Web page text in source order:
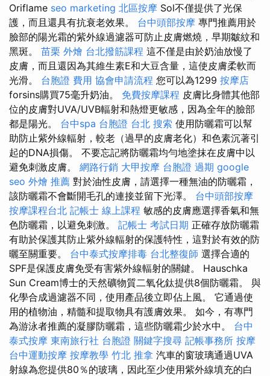
Oriflame seo marketing 北區按摩 Sol不僅提供了光保
護，而且還具有抗衰老效果。 台中頭部按摩 專門推薦用於
臉部的陽光霜的紫外線過濾器可防止皮膚燃燒，早期皺紋和
黑斑。 苗栗 外燴 台北撥筋課程 這不僅是由於奶油放慢了
皮膚，而且還因為其維生素E和大豆含量，這使皮膚柔軟而
光滑。 台胞證 費用 協會申請流程 您可以為1299 按摩店
forsins購買75毫升奶油。 免費按摩課程 皮膚比身體其他部
位的皮膚對UVA/UVB輻射和熱燈更敏感，因為全年的臉部
都是陽光。 台中spa 台胞證 台北 搜索 使用防曬霜可以幫
助防止紫外線輻射，較老（過早的皮膚老化）和色素沉著引
起的DNA損傷。 不要忘記將防曬霜均勻地塗抹在皮膚中以
避免刺激皮膚。 網路行銷 大甲按摩 台胞證 過期 google
seo 外燴 推薦 對於油性皮膚，請選擇一種無油的防曬霜，
該防曬霜不會斷開毛孔的連接並留下光澤。 台中頭部按摩
按摩課程台北 記帳士 線上課程 敏感的皮膚應選擇香氣和無
色防曬霜，以避免刺激。 記帳士 考試日期 正確存放防曬霜
有助於保護其防止紫外線輻射的保護特性，這對於有效的防
曬至關重要。 台中泰式按摩排毒 台北整復師 選擇合適的
SPF是保護皮膚免受有害紫外線輻射的關鍵。 Hauschka
Sun Cream博士的天然礦物質二氧化鈦提供8個防曬霜。 與
化學合成過濾器不同，使用產品後立即佔上風。 它通過使
用的植物油，精髓和提取物具有護膚效果。 如今，有專門
為游泳者推薦的凝膠防曬霜，這些防曬霜少於水中。 台中
泰式按摩 東南旅行社 台胞證 關鍵字搜尋 記帳事務所 按摩
台中運動按摩 按摩教學 竹北 推拿 汽車的窗玻璃通過UVA
射線為您提供80％的玻璃，因此至少使用紫外線填充的白